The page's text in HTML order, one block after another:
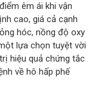
êm ái khi vận
cao, giá cả cạnh
hóc, nồng độ oxy
lựa chọn tuyệt vời
hiệu quả chứng tắc
về hô hấp phế